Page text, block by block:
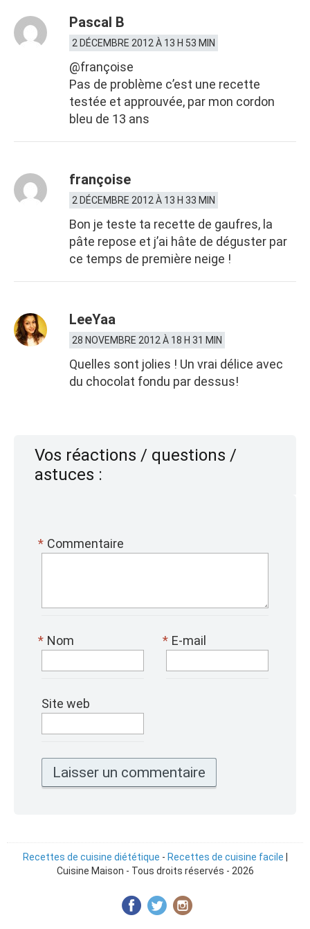
Pascal B
2 DÉCEMBRE 2012 À 13 H 53 MIN
@françoise
Pas de problème c’est une recette
testée et approuvée, par mon cordon
bleu de 13 ans
françoise
2 DÉCEMBRE 2012 À 13 H 33 MIN
Bon je teste ta recette de gaufres, la
pâte repose et j’ai hâte de déguster par
ce temps de première neige !
LeeYaa
28 NOVEMBRE 2012 À 18 H 31 MIN
Quelles sont jolies ! Un vrai délice avec
du chocolat fondu par dessus!
Vos réactions / questions /
astuces :
Commentaire
*
Nom
* E-mail
*
Site web
Recettes de cuisine diététique - Recettes de cuisine facile
Cuisine Maison - Tous droits réservés - 2026